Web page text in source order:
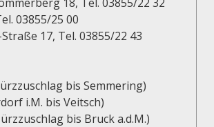
03855/25 00
17, Tel. 03855/22 43
bis Semmering)
i.M. bis Veitsch)
bis Bruck a.d.M.)